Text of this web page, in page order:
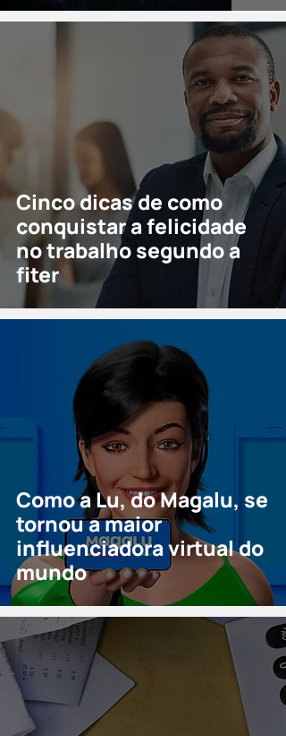
Cinco dicas de como
conquistar a felicidade
no trabalho segundo a
fiter
Como a Lu, do Magalu, se
tornou a maior
influenciadora virtual do
mundo